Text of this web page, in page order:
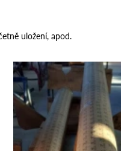
uložení, apod.